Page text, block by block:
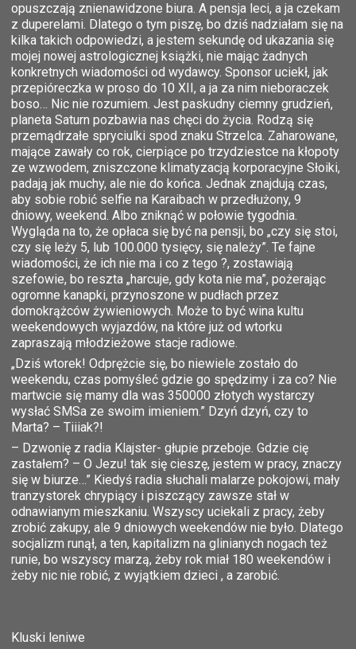
opuszczają znienawidzone biura. A pensja leci, a ja czekam
z duperelami. Dlatego o tym piszę, bo dziś nadziałam się na
kilka takich odpowiedzi, a jestem sekundę od ukazania się
mojej nowej astrologicznej książki, nie mając żadnych
konkretnych wiadomości od wydawcy. Sponsor uciekł, jak
przepióreczka w proso do 10 XII, a ja za nim nieboraczek
boso… Nic nie rozumiem. Jest paskudny ciemny grudzień,
planeta Saturn pozbawia nas chęci do życia. Rodzą się
przemądrzałe spryciulki spod znaku Strzelca. Zaharowane,
mające zawały co rok, cierpiące po trzydziestce na kłopoty
ze wzwodem, zniszczone klimatyzacją korporacyjne Słoiki,
padają jak muchy, ale nie do końca. Jednak znajdują czas,
aby sobie robić selfie na Karaibach w przedłużony, 9
dniowy, weekend. Albo zniknąć w połowie tygodnia.
Wygląda na to, że opłaca się być na pensji, bo „czy się stoi,
czy się leży 5, lub 100.000 tysięcy, się należy”. Te fajne
wiadomości, że ich nie ma i co z tego ?, zostawiają
szefowie, bo reszta „harcuje, gdy kota nie ma”, pożerając
ogromne kanapki, przynoszone w pudłach przez
domokrążców żywieniowych. Może to być wina kultu
weekendowych wyjazdów, na które już od wtorku
zapraszają młodzieżowe stacje radiowe.
„Dziś wtorek! Odprężcie się, bo niewiele zostało do
weekendu, czas pomyśleć gdzie go spędzimy i za co? Nie
martwcie się mamy dla was 350000 złotych wystarczy
wysłać SMSa ze swoim imieniem.” Dzyń dzyń, czy to
Marta? – Tiiiak?!
– Dzwonię z radia Klajster- głupie przeboje. Gdzie cię
zastałem? – O Jezu! tak się cieszę, jestem w pracy, znaczy
się w biurze…” Kiedyś radia słuchali malarze pokojowi, mały
tranzystorek chrypiący i piszczący zawsze stał w
odnawianym mieszkaniu. Wszyscy uciekali z pracy, żeby
zrobić zakupy, ale 9 dniowych weekendów nie było. Dlatego
socjalizm runął, a ten, kapitalizm na glinianych nogach też
runie, bo wszyscy marzą, żeby rok miał 180 weekendów i
żeby nic nie robić, z wyjątkiem dzieci , a zarobić.
Kluski leniwe